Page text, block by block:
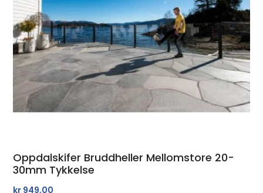
Oppdalskifer Bruddheller Mellomstore 20-
30mm Tykkelse
kr 949,00